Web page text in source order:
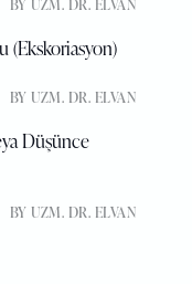
BY UZM. DR. ELVAN
(Ekskoriasyon)
BY UZM. DR. ELVAN
Düşünce
BY UZM. DR. ELVAN